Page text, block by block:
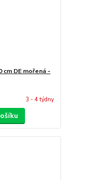
DE mořená -
3 - 4 týdny